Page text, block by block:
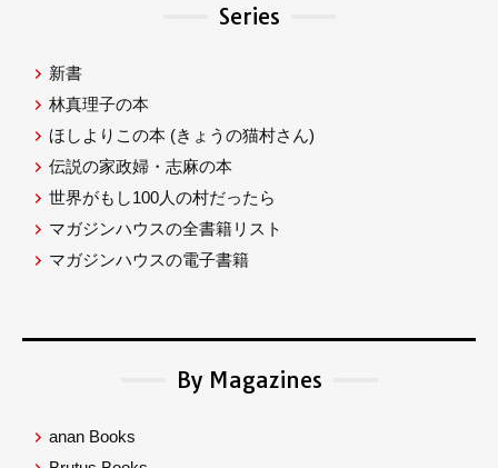
Series
新書
林真理子の本
ほしよりこの本 (きょうの猫村さん)
伝説の家政婦・志麻の本
世界がもし100人の村だったら
マガジンハウスの全書籍リスト
マガジンハウスの電子書籍
By Magazines
anan Books